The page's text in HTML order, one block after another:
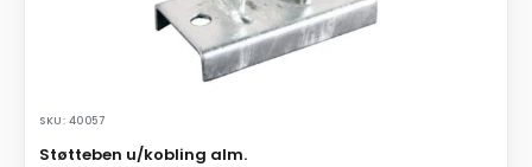
SKU: 40057
Støtteben u/kobling alm.